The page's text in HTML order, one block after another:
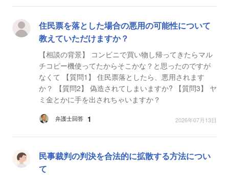
住民票を落とした場合の悪用の可能性について
教えていただけますか？
【相談の背景】 コンビニで買い物し帰ってきたらマル
チコピー機使ってたからそこかな？と思ったのですが
なくて 【質問1】 住民票落としたら、悪用されます
か？ 【質問2】 偽造されてしまいますか? 【質問3】 ヤ
ミ金とかに手を出されちゃいますか？
弁護士回答 1 2026年07月13日
民事裁判の判決を合法的に拡散する方法につい
て